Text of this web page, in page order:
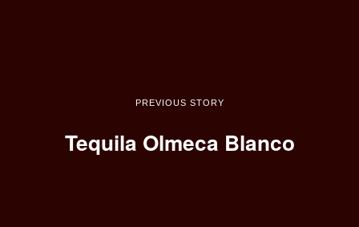
PREVIOUS STORY
Tequila Olmeca Blanco